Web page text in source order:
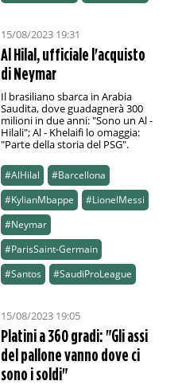
15/08/2023 19:31
Al Hilal, ufficiale l'acquisto
di Neymar
Il brasiliano sbarca in Arabia
Saudita, dove guadagnerà 300
milioni in due anni: "Sono un Al -
Hilali"; Al - Khelaifi lo omaggia:
"Parte della storia del PSG".
#AlHilal
#Barcellona
#KylianMbappe
#LionelMessi
#Neymar
#ParisSaint-Germain
#Santos
#SaudiProLeague
15/08/2023 19:05
Platini a 360 gradi: "Gli assi
del pallone vanno dove ci
sono i soldi"